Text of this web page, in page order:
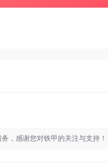
，感谢您对铁甲的关注与支持！